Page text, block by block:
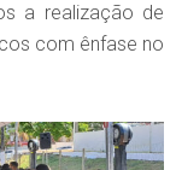
a realização de
com ênfase no